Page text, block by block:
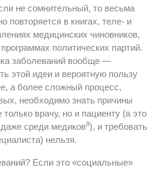
не сомнительный, то весьма
повторяется в книгах, теле- и
медицинских чиновников,
политических партий.
заболеваний вообще —
этой идеи и вероятную пользу
а более сложный процесс,
необходимо знать причины
врачу, но и пациенту (а это
среди медиков8), и требовать
нельзя.
Если это «социальные»